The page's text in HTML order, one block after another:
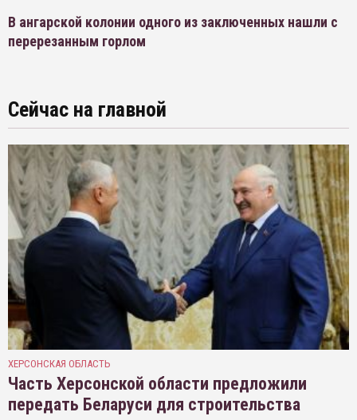
В ангарской колонии одного из заключенных нашли с
перерезанным горлом
Сейчас на главной
ХЕРСОНСКАЯ ОБЛАСТЬ
Часть Херсонской области предложили
передать Беларуси для строительства